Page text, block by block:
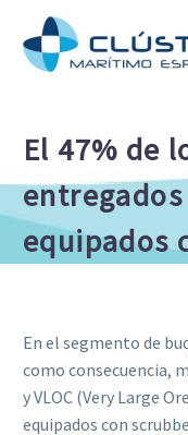
El 47% de
equipados
En el segmento de
como consecuencia,
y VLOC (Very Large
equipados con